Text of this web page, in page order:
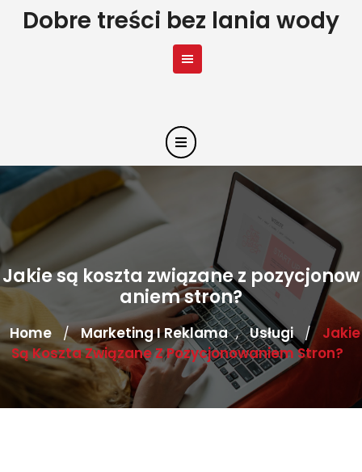
SkipDobre treści bez lania wody
Jakie są koszta związane z pozycjonow
aniem stron?
Home / Marketing I Reklama , Usługi / Jakie
Są Koszta Związane Z Pozycjonowaniem Stron?